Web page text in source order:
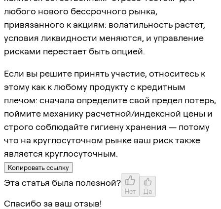
любого нового бессрочного рынка,
привязанного к акциям: волатильность растет,
условия ликвидности меняются, и управление
рисками перестает быть опцией.
Если вы решите принять участие, относитесь к
этому как к любому продукту с кредитным
плечом: сначала определите свой предел потерь,
поймите механику расчетной/индексной цены и
строго соблюдайте гигиену хранения — потому
что на круглосуточном рынке ваш риск также
является круглосуточным.
Копировать ссылку
Эта статья была полезной?
Нет Да
Спасибо за ваш отзыв!